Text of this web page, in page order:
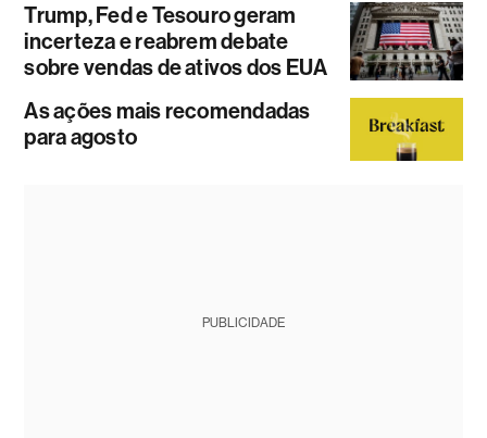
Trump, Fed e Tesouro geram
incerteza e reabrem debate
sobre vendas de ativos dos EUA
As ações mais recomendadas
para agosto
PUBLICIDADE